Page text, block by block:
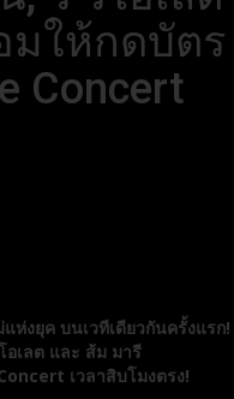
มให้กดบัตร
Concert
ห่งยุค บนเวทีเดียวกันครั้งแรก!
อเลต และ ส้ม มารี
เวลาสิบโมงตรง!